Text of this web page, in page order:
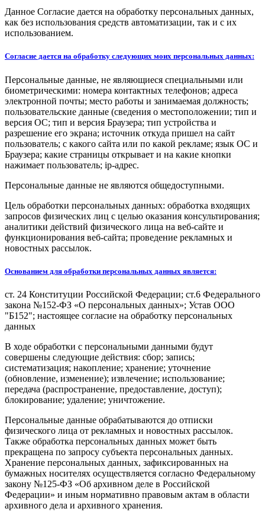
Данное Согласие дается на обработку персональных данных,
как без использования средств автоматизации, так и с их
использованием.
Согласие дается на обработку следующих моих персональных данных:
Персональные данные, не являющиеся специальными или
биометрическими: номера контактных телефонов; адреса
электронной почты; место работы и занимаемая должность;
пользовательские данные (сведения о местоположении; тип и
версия ОС; тип и версия Браузера; тип устройства и
разрешение его экрана; источник откуда пришел на сайт
пользователь; с какого сайта или по какой рекламе; язык ОС и
Браузера; какие страницы открывает и на какие кнопки
нажимает пользователь; ip-адрес.
Персональные данные не являются общедоступными.
Цель обработки персональных данных: обработка входящих
запросов физических лиц с целью оказания консультирования;
аналитики действий физического лица на веб-сайте и
функционирования веб-сайта; проведение рекламных и
новостных рассылок.
Основанием для обработки персональных данных является:
ст. 24 Конституции Российской Федерации; ст.6 Федерального
закона №152-ФЗ «О персональных данных»; Устав ООО
"Б152"; настоящее согласие на обработку персональных
данных
В ходе обработки с персональными данными будут
совершены следующие действия: сбор; запись;
систематизация; накопление; хранение; уточнение
(обновление, изменение); извлечение; использование;
передача (распространение, предоставление, доступ);
блокирование; удаление; уничтожение.
Персональные данные обрабатываются до отписки
физического лица от рекламных и новостных рассылок.
Также обработка персональных данных может быть
прекращена по запросу субъекта персональных данных.
Хранение персональных данных, зафиксированных на
бумажных носителях осуществляется согласно Федеральному
закону №125-ФЗ «Об архивном деле в Российской
Федерации» и иным нормативно правовым актам в области
архивного дела и архивного хранения.